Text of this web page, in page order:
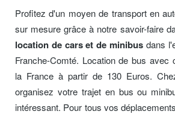
Profitez d'un moyen de transport en
sur mesure grâce à notre savoir-faire
location de cars et de minibus dans
Franche-Comté. Location de bus avec
la France à partir de 130 Euros.
organisez votre trajet en bus ou
intéressant. Pour tous vos